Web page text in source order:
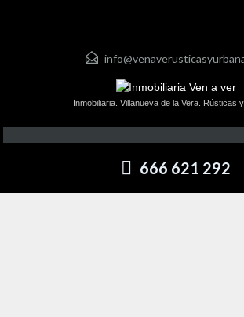
Inmobiliaria. Villanueva de la Vera. Rústicas
666 621 292